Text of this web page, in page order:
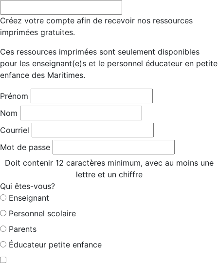
Créez votre compte afin de recevoir nos ressources
imprimées gratuites.
Ces ressources imprimées sont seulement disponibles
pour les enseignant(e)s et le personnel éducateur en petite
enfance des Maritimes.
Prénom
Nom
Courriel
Mot de passe
Doit contenir 12 caractères minimum, avec au moins une
lettre et un chiffre
Qui êtes-vous?
Enseignant
Personnel scolaire
Parents
Éducateur petite enfance